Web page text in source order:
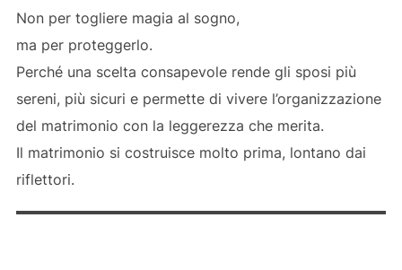
Non per togliere magia al sogno,
ma per proteggerlo.
Perché una scelta consapevole rende gli sposi più
sereni, più sicuri e permette di vivere l’organizzazione
del matrimonio con la leggerezza che merita.
Il matrimonio si costruisce molto prima, lontano dai
riflettori.